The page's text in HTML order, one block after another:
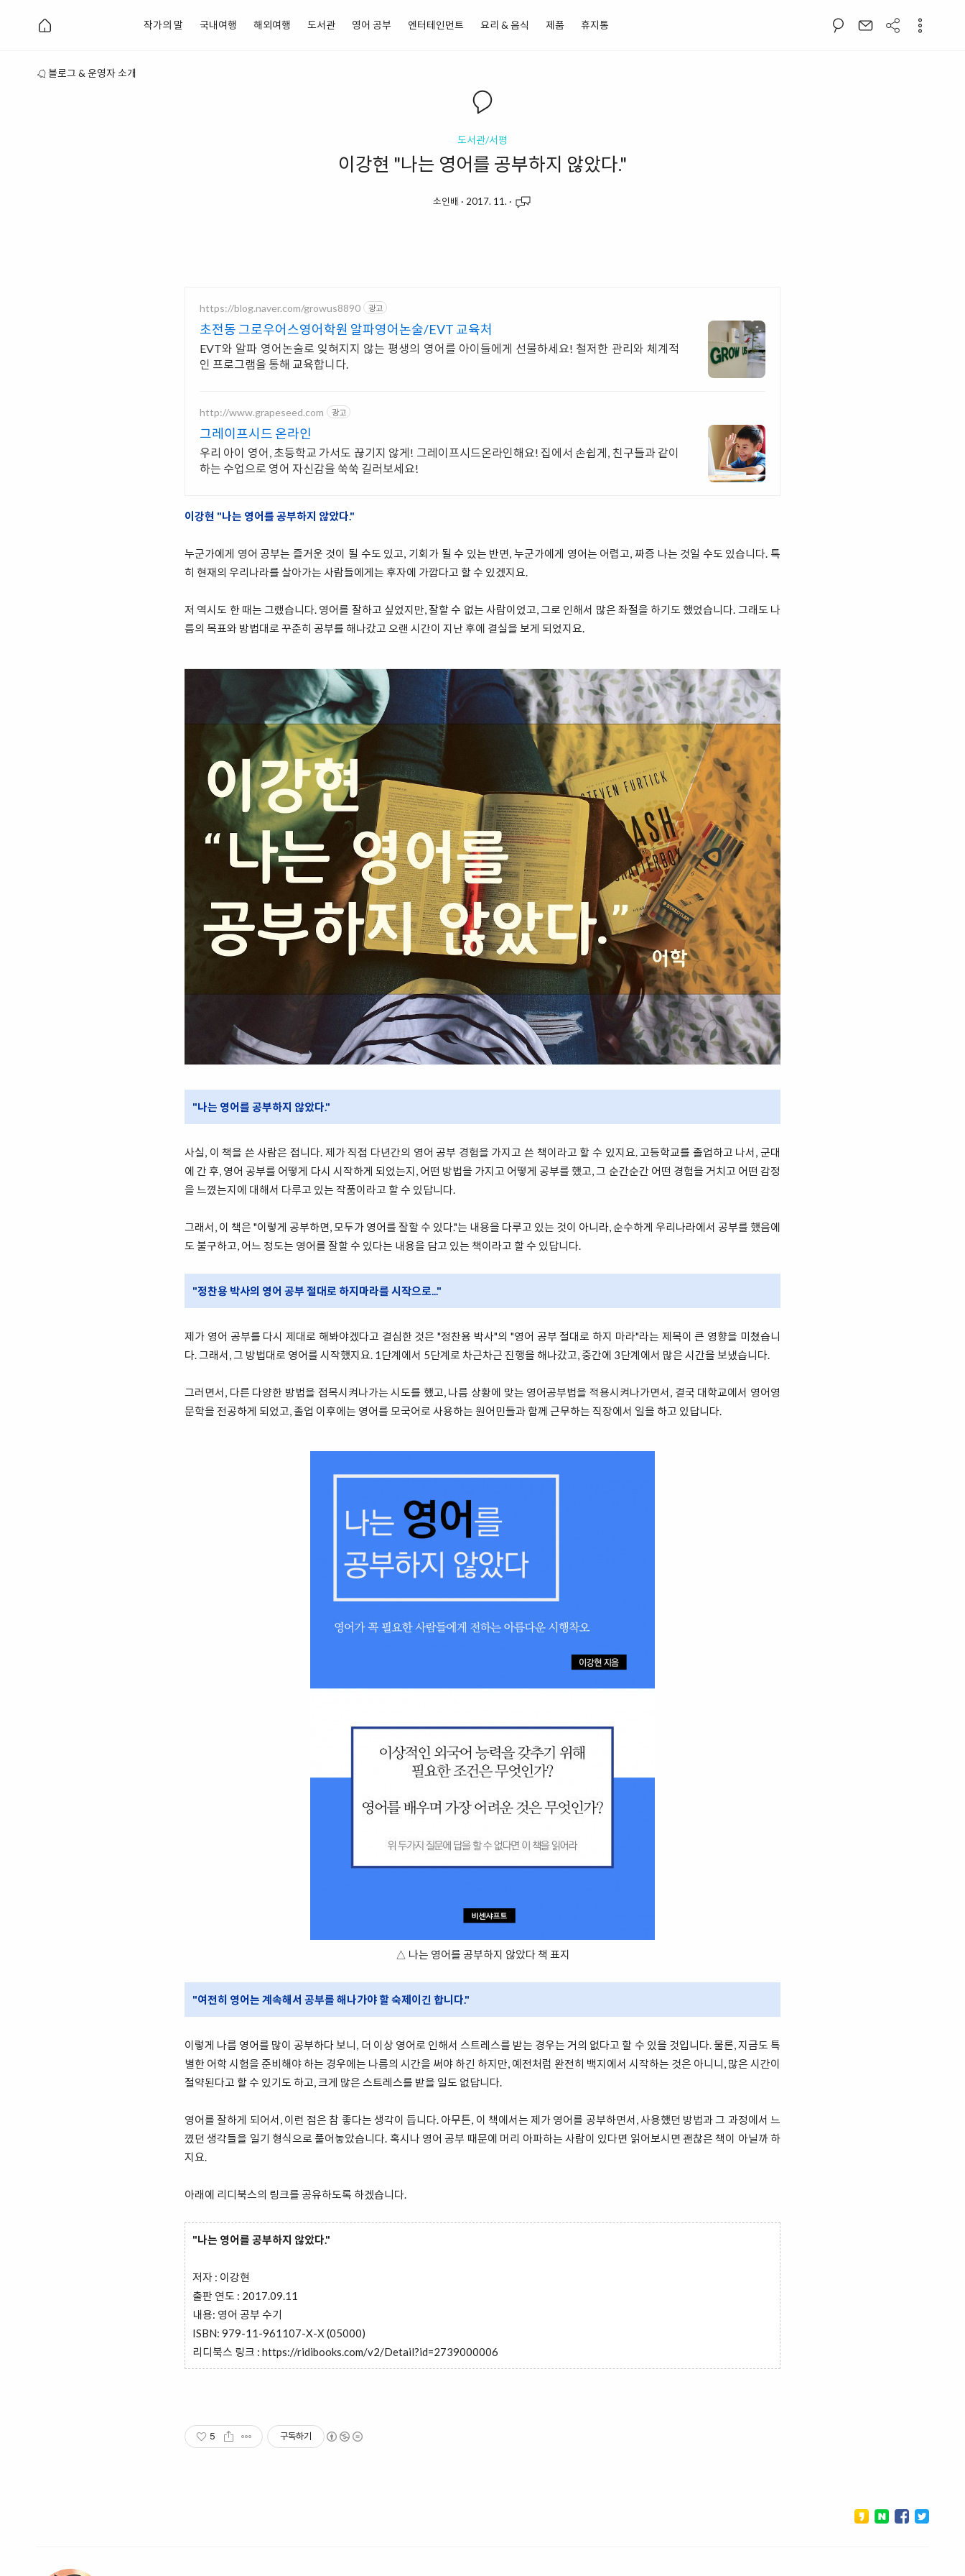
작가의 말 국내여행 해외여행 도서관 영어 공부 엔터테인먼트 요리 & 음식 제품 휴지통
블로그 & 운영자 소개
도서관/서평
이강현 "나는 영어를 공부하지 않았다."
소인배 · 2017. 11. ·
https://blog.naver.com/growus8890 광고
초전동 그로우어스영어학원 알파영어논술/EVT 교육처
EVT와 알파 영어논술로 잊혀지지 않는 평생의 영어를 아이들에게 선물하세요! 철저한 관리와 체계적
인 프로그램을 통해 교육합니다.
http://www.grapeseed.com 광고
그레이프시드 온라인
우리 아이 영어, 초등학교 가서도 끊기지 않게! 그레이프시드온라인해요! 집에서 손쉽게, 친구들과 같이
하는 수업으로 영어 자신감을 쑥쑥 길러보세요!
이강현 "나는 영어를 공부하지 않았다."
누군가에게 영어 공부는 즐거운 것이 될 수도 있고, 기회가 될 수 있는 반면, 누군가에게 영어는 어렵고, 짜증 나는 것일 수도 있습니다. 특
히 현재의 우리나라를 살아가는 사람들에게는 후자에 가깝다고 할 수 있겠지요.
저 역시도 한 때는 그랬습니다. 영어를 잘하고 싶었지만, 잘할 수 없는 사람이었고, 그로 인해서 많은 좌절을 하기도 했었습니다. 그래도 나
름의 목표와 방법대로 꾸준히 공부를 해나갔고 오랜 시간이 지난 후에 결실을 보게 되었지요.
"나는 영어를 공부하지 않았다."
사실, 이 책을 쓴 사람은 접니다. 제가 직접 다년간의 영어 공부 경험을 가지고 쓴 책이라고 할 수 있지요. 고등학교를 졸업하고 나서, 군대
에 간 후, 영어 공부를 어떻게 다시 시작하게 되었는지, 어떤 방법을 가지고 어떻게 공부를 했고, 그 순간순간 어떤 경험을 거치고 어떤 감정
을 느꼈는지에 대해서 다루고 있는 작품이라고 할 수 있답니다.
그래서, 이 책은 "이렇게 공부하면, 모두가 영어를 잘할 수 있다."는 내용을 다루고 있는 것이 아니라, 순수하게 우리나라에서 공부를 했음에
도 불구하고, 어느 정도는 영어를 잘할 수 있다는 내용을 담고 있는 책이라고 할 수 있답니다.
"정찬용 박사의 영어 공부 절대로 하지마라를 시작으로..."
제가 영어 공부를 다시 제대로 해봐야겠다고 결심한 것은 "정찬용 박사"의 "영어 공부 절대로 하지 마라"라는 제목이 큰 영향을 미쳤습니
다. 그래서, 그 방법대로 영어를 시작했지요. 1단계에서 5단계로 차근차근 진행을 해나갔고, 중간에 3단계에서 많은 시간을 보냈습니다.
그러면서, 다른 다양한 방법을 접목시켜나가는 시도를 했고, 나름 상황에 맞는 영어공부법을 적용시켜나가면서, 결국 대학교에서 영어영
문학을 전공하게 되었고, 졸업 이후에는 영어를 모국어로 사용하는 원어민들과 함께 근무하는 직장에서 일을 하고 있답니다.
△ 나는 영어를 공부하지 않았다 책 표지
"여전히 영어는 계속해서 공부를 해나가야 할 숙제이긴 합니다."
이렇게 나름 영어를 많이 공부하다 보니, 더 이상 영어로 인해서 스트레스를 받는 경우는 거의 없다고 할 수 있을 것입니다. 물론, 지금도 특
별한 어학 시험을 준비해야 하는 경우에는 나름의 시간을 써야 하긴 하지만, 예전처럼 완전히 백지에서 시작하는 것은 아니니, 많은 시간이
절약된다고 할 수 있기도 하고, 크게 많은 스트레스를 받을 일도 없답니다.
영어를 잘하게 되어서, 이런 점은 참 좋다는 생각이 듭니다. 아무튼, 이 책에서는 제가 영어를 공부하면서, 사용했던 방법과 그 과정에서 느
꼈던 생각들을 일기 형식으로 풀어놓았습니다. 혹시나 영어 공부 때문에 머리 아파하는 사람이 있다면 읽어보시면 괜찮은 책이 아닐까 하
지요.
아래에 리디북스의 링크를 공유하도록 하겠습니다.
"나는 영어를 공부하지 않았다."
저자 : 이강현
출판 연도 : 2017.09.11
내용: 영어 공부 수기
ISBN: 979-11-961107-X-X (05000)
리디북스 링크 : https://ridibooks.com/v2/Detail?id=2739000006
5 구독하기